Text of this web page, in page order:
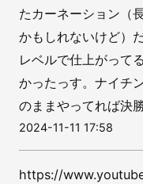
たカーネーション（
かもしれないけど）
レベルで仕上がって
かったっす。ナイチ
のままやってれば決
2024-11-11 17:58
https://